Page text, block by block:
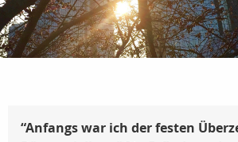
“Anfangs war ich der festen